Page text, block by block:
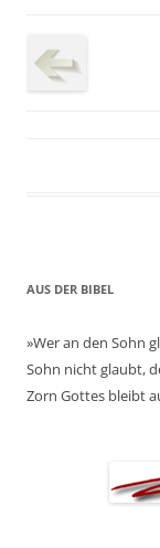
AUS DER BIBEL
»Wer an den Sohn
Sohn nicht glaubt,
Zorn Gottes bleibt